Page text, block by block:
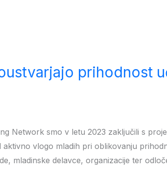
prihodnost
Network smo v letu 2023 zaključili s
vlogo mladih pri oblikovanju
mladinske delavce, organizacije ter